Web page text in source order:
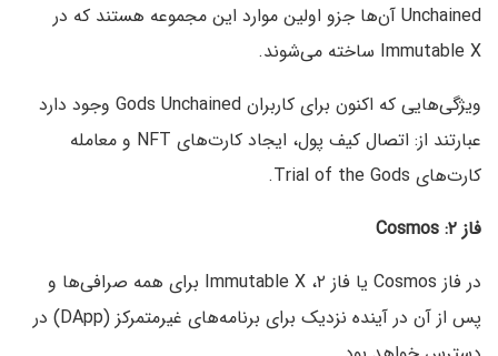
Unchained آن‌ها جزو اولین موارد این مجموعه هستند که در
Immutable X ساخته می‌شوند.
ویژگی‌هایی که اکنون برای کاربران Gods Unchained وجود دارد
عبارتند از: اتصال کیف پول، ایجاد کارت‌های NFT و معامله
کارت‌های Trial of the Gods.
فاز ۲: Cosmos
در فاز Cosmos یا فاز ۲، Immutable X برای همه صرافی‌ها و
پس از آن در آینده نزدیک برای برنامه‌های غیرمتمرکز (DApp) در